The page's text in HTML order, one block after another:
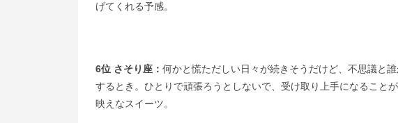
げてくれる予感。
6位 さそり座： 何かと慌ただしい日々が続きそうだけど、不思議と
するとき。ひとりで頑張ろうとしないで、受け取り上手になること
映えなスイーツ。